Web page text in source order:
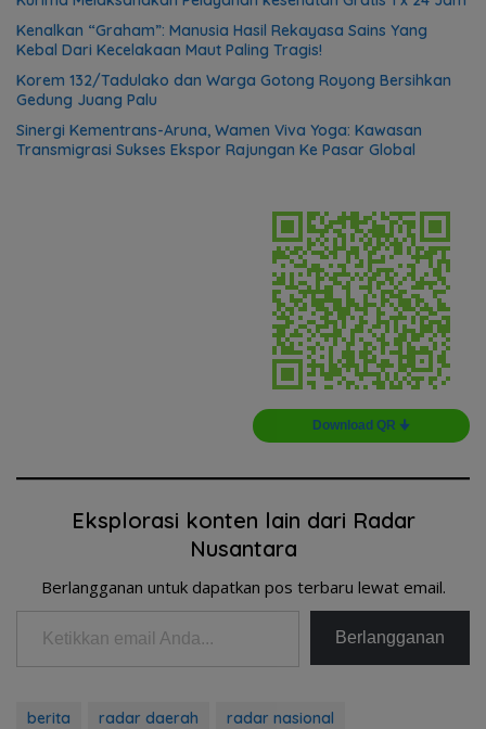
Kenalkan “Graham”: Manusia Hasil Rekayasa Sains Yang
Kebal Dari Kecelakaan Maut Paling Tragis!
Korem 132/Tadulako dan Warga Gotong Royong Bersihkan
Gedung Juang Palu
Sinergi Kementrans-Aruna, Wamen Viva Yoga: Kawasan
Transmigrasi Sukses Ekspor Rajungan Ke Pasar Global
Download QR 🠋
Eksplorasi konten lain dari Radar
Nusantara
Berlangganan untuk dapatkan pos terbaru lewat email.
Ketikkan email Anda...
Berlangganan
berita radar daerah
radar nasional